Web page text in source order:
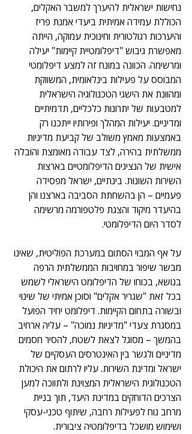
נחישות ישראלית להיערך למשבר האקלים,
הכוללת עמידה אמיתית ביעדי אמנת פריז
והיערכות רגולטורית וחינוכית עמוקה, הייתה
מאפשרת גיבוש "דיפלומטיית קיימות" יעילה
ומרשימה. הכוונה במונח זה למצע דיפלומטי
המבוסס על פעילות בינלאומית, המשווקת
ומהוונת את הישגי הטכנולוגיה הישראלית
למטבעות של יתרונות כלכליים, תדמיתיים
ומדיניים. יעילות המהלך ופירותיו ייתכנו רק
באמצעות מאמץ משולב של קביעת מדיניות
ממשלתית בהירה, לצד עבודה מאומצת והובלה
אישית של הנציגים הדיפלומטיים בארצות
השירות השונות. בינתיים, ישראל מפסידה
פעמיים – הן בהשחתת הסביבה בארצנו והן
בהיעדר מיקוד והצגת פלטפורמה מרשימה
לסדר היום הדיפלומטי.
על אף המבוי הסתום במערכת הפוליטית, שאינו
מבשר שיפור במחויבות הממשלתית הרפה
בנושא, בכוחו של הדיפלומט הישראלי לשמש
בכל זאת "שגריר אקלים" וסוכן אמיתי של שינוי
ובשורה בתחום הקיימות. דיפלומט יחיד הפועל
במסגרת צעדי "מדיניות נמוכה" – עליה ארחיב
בהמשך – מסוגל לצאת לשטח, להסיר חסמים
מדיניים ולגשר בין האינטרסים העסקיים של
ישראל ומדינת השירות. עליו לרתום את היכולת
הטכנולוגית הישראלית המצוינת ולתווכה למען
הצרכים הדוחקים במדינת היעד, תוך בניית
מרחב נוח לפעילות רחבה, שיתוף טכני-עסקי
ושימוש מושכל בדיפלומטיה ציבורית.